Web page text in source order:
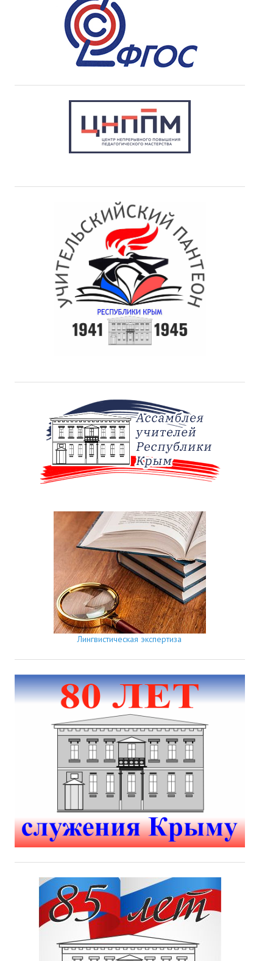
Лингвистическая экспертиза